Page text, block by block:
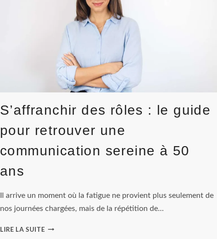
GROUPE
S’affranchir des rôles : le guide
pour retrouver une
communication sereine à 50
ans
Il arrive un moment où la fatigue ne provient plus seulement de
nos journées chargées, mais de la répétition de…
LIRE LA SUITES’AFFRANCHIR